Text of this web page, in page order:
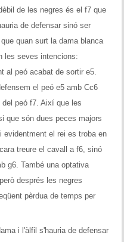
de les negres és el f7 que
de defensar sinó ser
quan surt la dama blanca
les seves intencions:
al peó acabat de sortir e5.
el peó e5 amb Cc6
peó f7. Així que les
que són dues peces majors
evidentment el rei es troba en
treure el cavall a f6, sinó
g6. També una optativa
després les negres
pèrdua de temps per
i l'àlfil s'hauria de defensar